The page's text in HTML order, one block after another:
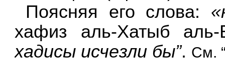
Поясняя его слова:
хафиз аль-Хатыб
хадисы исчезли бы”. См.